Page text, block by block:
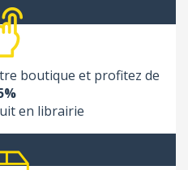
boutique et profitez de
en librairie